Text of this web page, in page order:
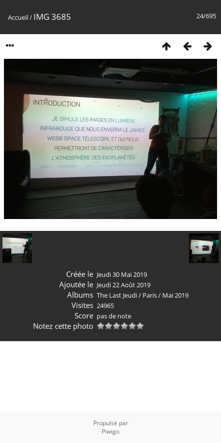
24/695
Accueil/ IMG 3685
Créée le Jeudi 30 Mai 2019
Ajoutée le Jeudi 22 Août 2019
Albums The Last Jeudi/ Paris/ Mai 2019
Visites 24965
Score pas de note
Notez cette photo
Propulsé par
Piwigo